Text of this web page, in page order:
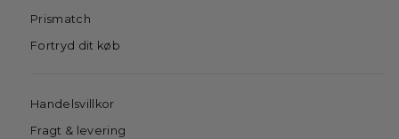
Prismatch
Fortryd dit køb
Handelsvillkor
Fragt & levering